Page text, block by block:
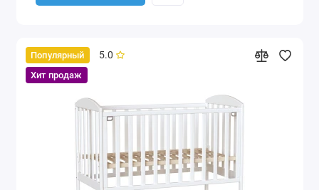
Популярный
Хит продаж
5.0